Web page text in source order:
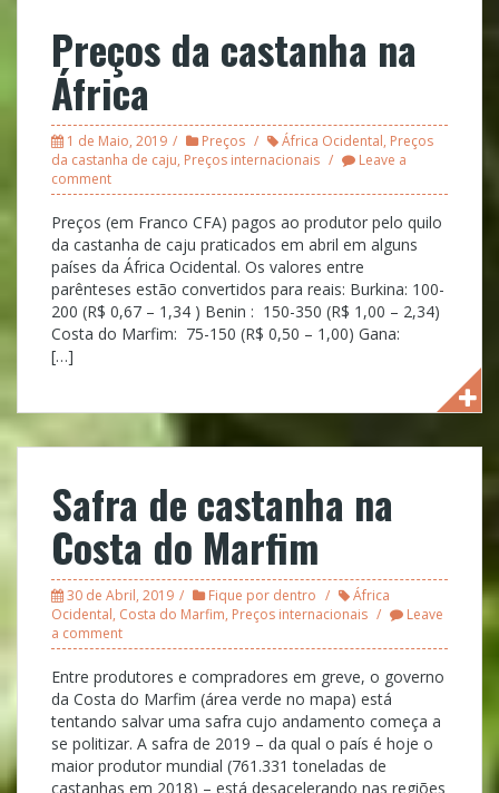
Preços da castanha na
África
1 de Maio, 2019 Preços África Ocidental, Preços
da castanha de caju, Preços internacionais
Leave a
comment
Preços (em Franco CFA) pagos ao produtor pelo quilo
da castanha de caju praticados em abril em alguns
países da África Ocidental. Os valores entre
parênteses estão convertidos para reais: Burkina: 100-
200 (R$ 0,67 – 1,34 ) Benin : 150-350 (R$ 1,00 – 2,34)
Costa do Marfim: 75-150 (R$ 0,50 – 1,00) Gana:
[…]
Safra de castanha na
Costa do Marfim
30 de Abril, 2019 Fique por dentro
África
Ocidental, Costa do Marfim, Preços internacionais
Leave
a comment
Entre produtores e compradores em greve, o governo
da Costa do Marfim (área verde no mapa) está
tentando salvar uma safra cujo andamento começa a
se politizar. A safra de 2019 – da qual o país é hoje o
maior produtor mundial (761.331 toneladas de
castanhas em 2018) – está desacelerando nas regiões